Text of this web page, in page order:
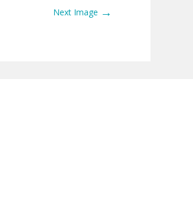
Next Image →